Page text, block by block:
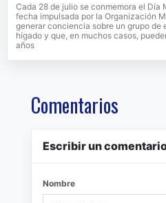
Cada 28 de julio se conmemora el Día
fecha impulsada por la Organización
generar conciencia sobre un grupo de
hígado y que, en muchos casos,
años
Comentarios
Escribir un
Nombre